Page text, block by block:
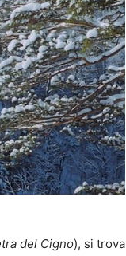
del Cigno), si trova